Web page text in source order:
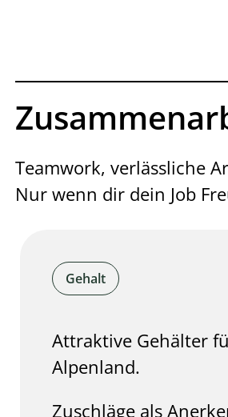
Teamwork, verlässliche
Nur wenn dir dein Job
Gehalt
Attraktive Gehälter
Alpenland.
Zuschläge als